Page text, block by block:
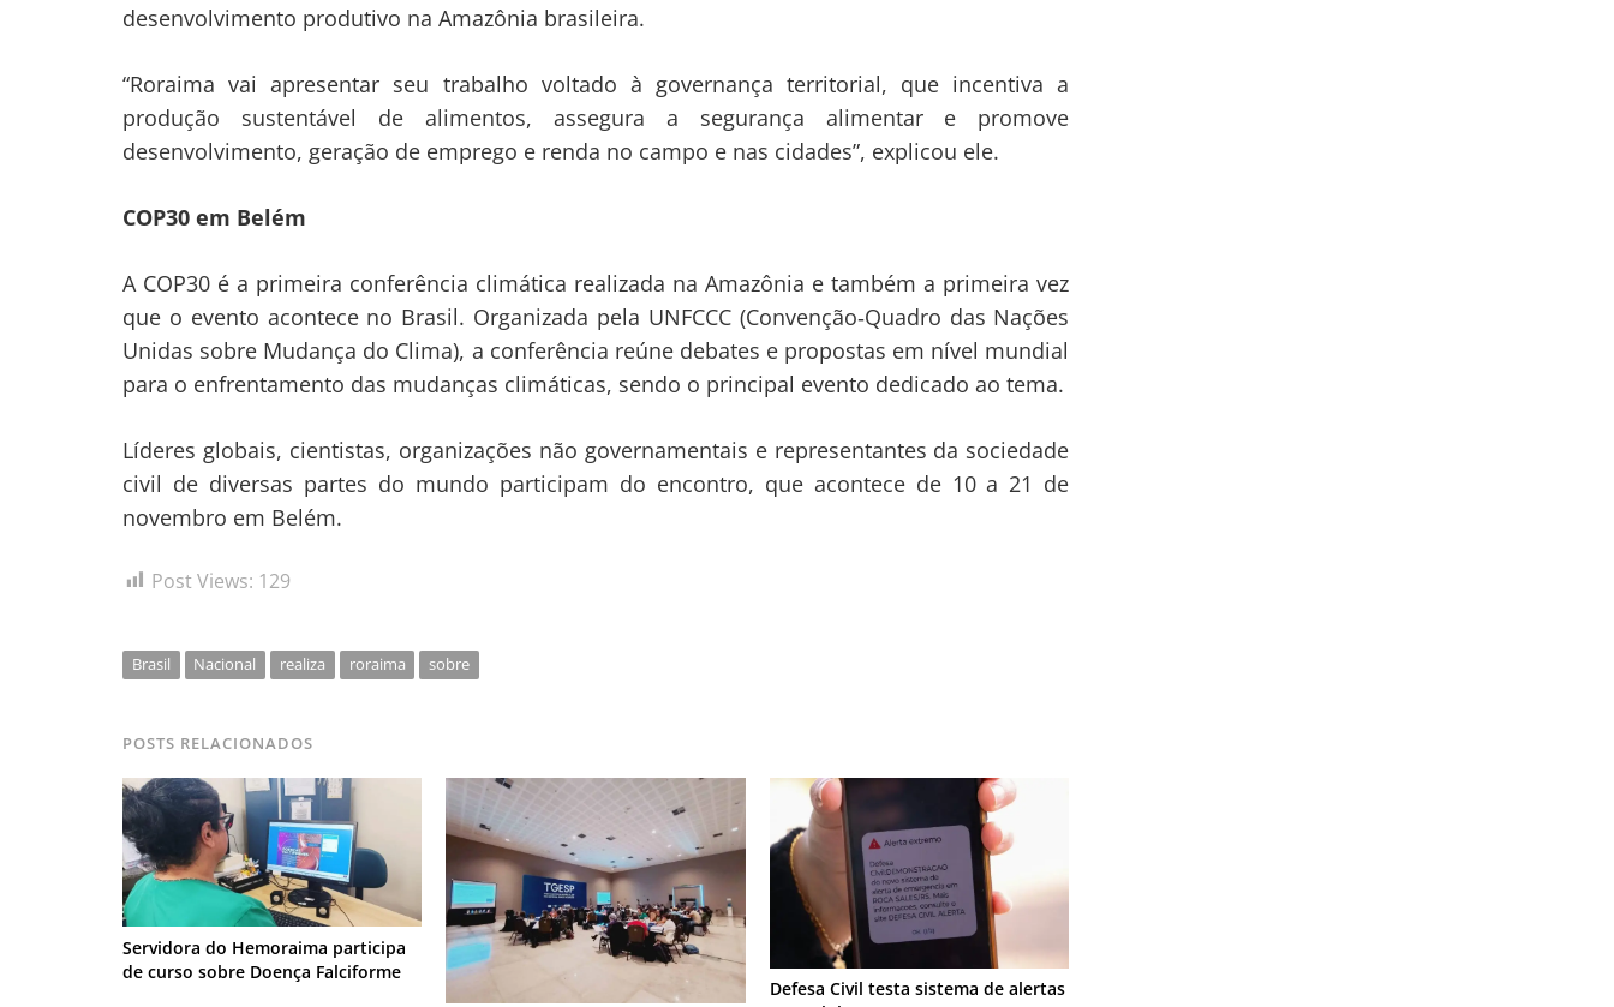
desenvolvimento produtivo na Amazônia brasileira.
“Roraima vai apresentar seu trabalho voltado à governança territorial, que incentiva a
produção sustentável de alimentos, assegura a segurança alimentar e promove
desenvolvimento, geração de emprego e renda no campo e nas cidades”, explicou ele.
COP30 em Belém
A COP30 é a primeira conferência climática realizada na Amazônia e também a primeira vez
que o evento acontece no Brasil. Organizada pela UNFCCC (Convenção‑Quadro das Nações
Unidas sobre Mudança do Clima), a conferência reúne debates e propostas em nível mundial
para o enfrentamento das mudanças climáticas, sendo o principal evento dedicado ao tema.
Líderes globais, cientistas, organizações não governamentais e representantes da sociedade
civil de diversas partes do mundo participam do encontro, que acontece de 10 a 21 de
novembro em Belém.
Post Views: 129
Brasil Nacional realiza roraima sobre
POSTS RELACIONADOS
Servidora do Hemoraima participa
de curso sobre Doença Falciforme
Defesa Civil testa sistema de alertas